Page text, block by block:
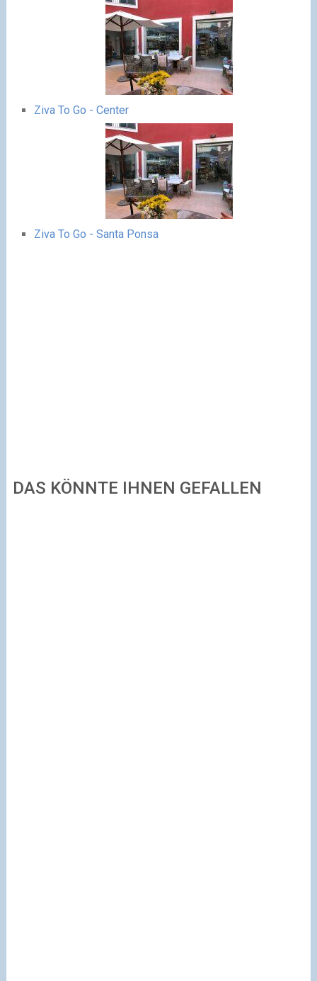
Ziva To Go - Center
Ziva To Go - Santa Ponsa
DAS KÖNNTE IHNEN GEFALLEN